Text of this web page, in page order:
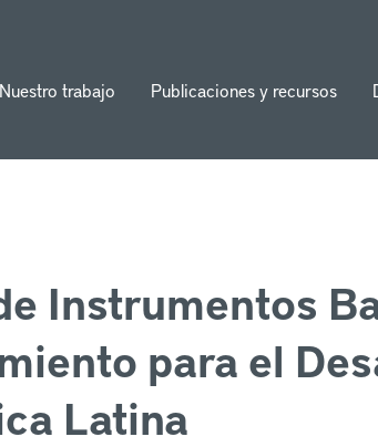
Nuestro trabajo Publicaciones y recursos
Instrumentos
para el
Latina